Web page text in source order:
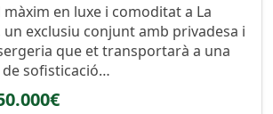
en luxe i comoditat a La
un exclusiu conjunt amb privadesa i
que et transportarà a una
sofisticació…